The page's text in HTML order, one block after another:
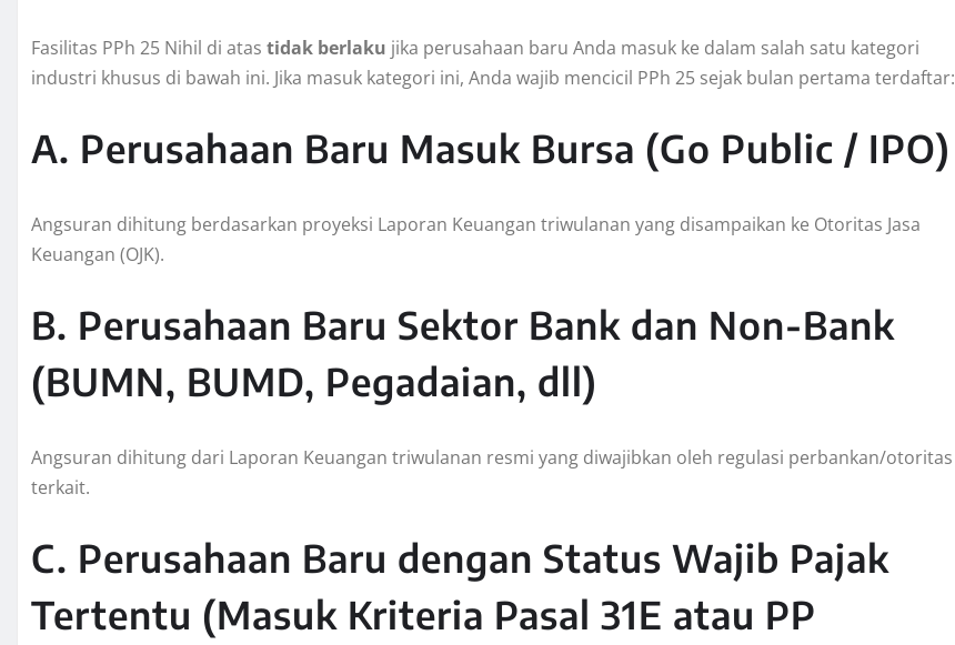
Fasilitas PPh 25 Nihil di atas tidak berlaku jika perusahaan baru Anda masuk ke dalam salah satu kategori
industri khusus di bawah ini. Jika masuk kategori ini, Anda wajib mencicil PPh 25 sejak bulan pertama terdaftar:
A. Perusahaan Baru Masuk Bursa (Go Public / IPO)
Angsuran dihitung berdasarkan proyeksi Laporan Keuangan triwulanan yang disampaikan ke Otoritas Jasa
Keuangan (OJK).
B. Perusahaan Baru Sektor Bank dan Non-Bank
(BUMN, BUMD, Pegadaian, dll)
Angsuran dihitung dari Laporan Keuangan triwulanan resmi yang diwajibkan oleh regulasi perbankan/otoritas
terkait.
C. Perusahaan Baru dengan Status Wajib Pajak
Tertentu (Masuk Kriteria Pasal 31E atau PP